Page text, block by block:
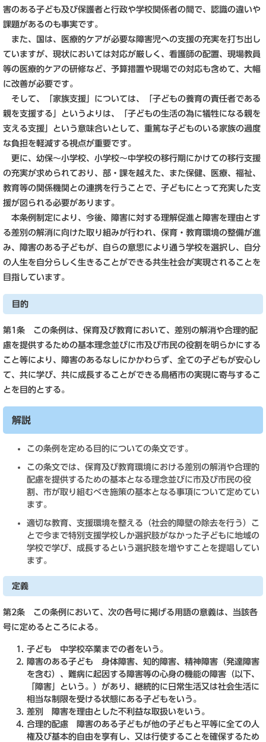
害のある子ども及び保護者と行政や学校関係者の間で、認識の違いや
課題があるのも事実です。
また、国は、医療的ケアが必要な障害児への支援の充実を打ち出し
ていますが、現状においては対応が厳しく、看護師の配置、現場教員
等の医療的ケアの研修など、予算措置や現場での対応も含めて、大幅
に改善が必要です。
そして、「家族支援」については、「子どもの養育の責任者である
親を支援する」というよりは、「子どもの生活の為に犠牲になる親を
支える支援」という意味合いとして、重篤な子どものいる家族の過度
な負担を軽減する視点が重要です。
更に、幼保～小学校、小学校～中学校の移行期にかけての移行支援
の充実が求められており、部・課を越えた、また保健、医療、福祉、
教育等の関係機関との連携を行うことで、子どもにとって充実した支
援が図られる必要があります。
本条例制定により、今後、障害に対する理解促進と障害を理由とす
る差別の解消に向けた取り組みが行われ、保育・教育環境の整備が進
み、障害のある子どもが、自らの意思により通う学校を選択し、自分
の人生を自分らしく生きることができる共生社会が実現されることを
目指しています。
目的
第1条 この条例は、保育及び教育において、差別の解消や合理的配
慮を提供するための基本理念並びに市及び市民の役割を明らかにする
こと等により、障害のあるなしにかかわらず、全ての子どもが安心し
て、共に学び、共に成長することができる鳥栖市の実現に寄与するこ
とを目的とする。
解説
この条例を定める目的についての条文です。
この条文では、保育及び教育環境における差別の解消や合理的
配慮を提供するための基本となる理念並びに市及び市民の役
割、市が取り組むべき施策の基本となる事項について定めてい
ます。
適切な教育、支援環境を整える（社会的障壁の除去を行う）こ
とで今まで特別支援学校しか選択肢がなかった子どもに地域の
学校で学び、成長するという選択肢を増やすことを提唱してい
ます。
定義
第2条 この条例において、次の各号に掲げる用語の意義は、当該各
号に定めるところによる。
子ども 中学校卒業までの者をいう。
障害のある子ども 身体障害、知的障害、精神障害（発達障害
を含む）、難病に起因する障害等の心身の機能の障害（以下、
「障害」という。）があり、継続的に日常生活又は社会生活に
相当な制限を受ける状態にある子どもをいう。
差別 障害を理由とした不利益な取扱いをいう。
合理的配慮 障害のある子どもが他の子どもと平等に全ての人
権及び基本的自由を享有し、又は行使することを確保するため